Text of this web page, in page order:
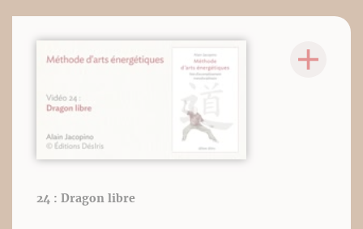
24 : Dragon libre